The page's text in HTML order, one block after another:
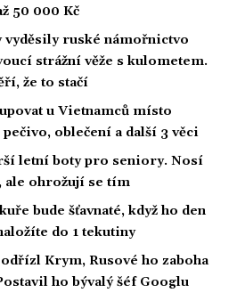
50 000 Kč
ruské námořnictvo
strážní věže s kulometem.
že to stačí
u Vietnamců místo
oblečení a další 3 věci
letní boty pro seniory. Nosí
ale ohrožují se tím
bude šťavnaté, když ho den
do 1 tekutiny
Krym, Rusové ho zaboha
ho bývalý šéf Googlu